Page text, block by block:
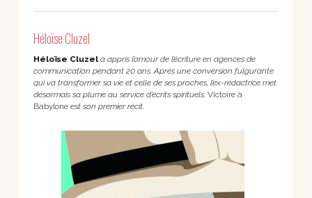
Héloïse Cluzel
Héloïse Cluzel a appris l’amour de l’écriture en agences de
communication pendant 20 ans. Après une conversion fulgurante
qui va transformer sa vie et celle de ses proches, l’ex-rédactrice met
désormais sa plume au service d’écrits spirituels. Victoire à
Babylone est son premier récit.